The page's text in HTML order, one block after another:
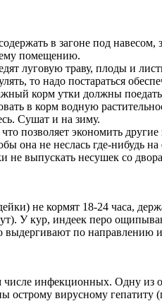
в загоне под навесом,
помещению.
луговую траву, плоды и
то надо постараться
корм утки должны
в корм водную
Сушат и на зиму.
позволяет экономить другие
она не неслась где-нибудь
не выпускать несушек со
не кормят 18-24 часа,
У кур, индеек перо
по направлению
числе инфекционных. Одну
острому вирусному